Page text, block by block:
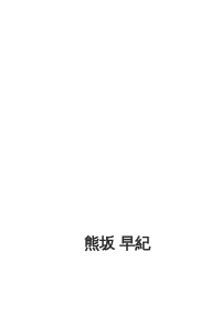
熊坂 早紀